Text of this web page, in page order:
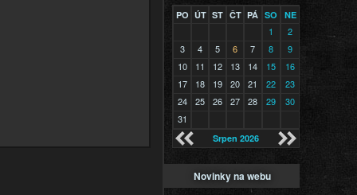
PO ÚT ST ČT PÁ SO NE
1
2
3
4 5 6 7 8
9
10
11 12 13 14 15
16
17
18 19 20 21 22
23
24
25 26 27 28 29
30
31
Srpen 2026
Novinky na webu